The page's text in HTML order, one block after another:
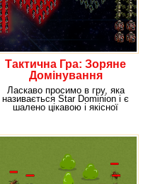
Тактична Гра: Зоряне
Домінування
Ласкаво просимо в гру, яка
називається Star Dominion і є
шалено цікавою і якісної